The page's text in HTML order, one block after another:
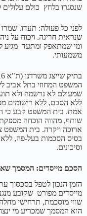
שנסגרו בלחץ כולם
לפני כל פעולה: תעדו.
שנראית חריגה. ויכוח על
ומי שמתאפק ומתעד מגיע
משמעותי.
המשפט המחוזי בתל אביב
שמעולם לא נרשמה ולא
ללא הסכם, ללא רישומים
אמת. בית המשפט קבע כי
שותף, מהווה הוכחה
ארוכה ויקרה. בית המשפט
בסיס הסכמות בעל-פה, ללא
וסיכונים.
הסכם מייסדים: המסמך
הזמן הנכון לטפל בסכסוך
מייסדים מפורט שקובע
שווי מוסכמת, תרחישי מחלה
הוא המסמך שמכריע מי